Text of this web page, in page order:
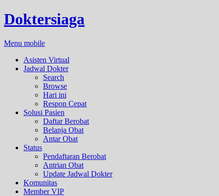
Doktersiaga
Menu mobile
Asisten Virtual
Jadwal Dokter
Search
Browse
Hari ini
Respon Cepat
Solusi Pasien
Daftar Berobat
Belanja Obat
Antar Obat
Status
Pendaftaran Berobat
Antrian Obat
Update Jadwal Dokter
Komunitas
Member VIP